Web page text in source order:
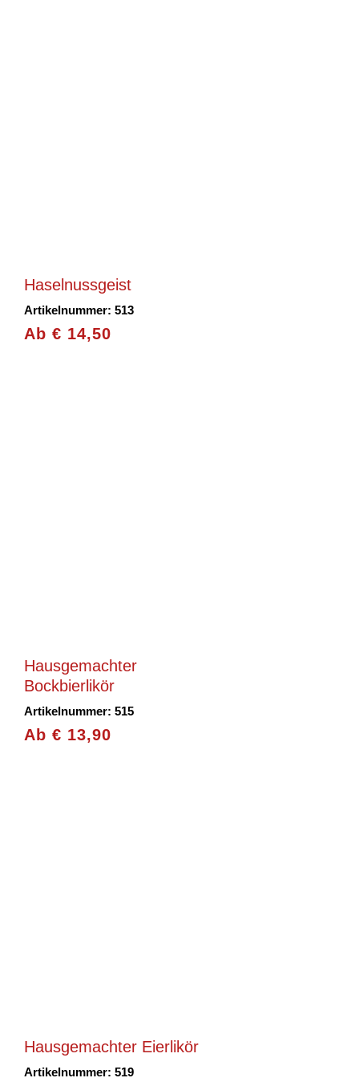
Haselnussgeist
Artikelnummer: 513
Ab € 14,50
Hausgemachter
Bockbierlikör
Artikelnummer: 515
Ab € 13,90
Hausgemachter Eierlikör
Artikelnummer: 519